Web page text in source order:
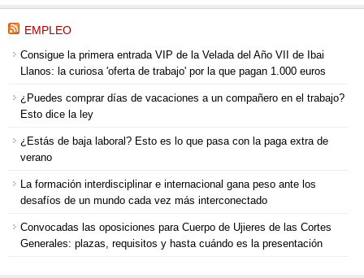
EMPLEO
Consigue la primera entrada VIP de la Velada del Año VII de Ibai
Llanos: la curiosa 'oferta de trabajo' por la que pagan 1.000 euros
¿Puedes comprar días de vacaciones a un compañero en el trabajo?
Esto dice la ley
¿Estás de baja laboral? Esto es lo que pasa con la paga extra de
verano
La formación interdisciplinar e internacional gana peso ante los
desafíos de un mundo cada vez más interconectado
Convocadas las oposiciones para Cuerpo de Ujieres de las Cortes
Generales: plazas, requisitos y hasta cuándo es la presentación